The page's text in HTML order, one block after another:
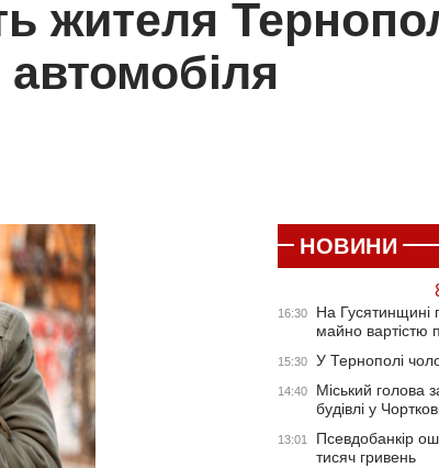
жителя
автомобіля
НОВИНИ
16:30
На Гусятинщині
майно вартістю
15:30 У Тернополі
14:40
Міський голова
будівлі у
13:01
Псевдобанкір
тисяч гривень